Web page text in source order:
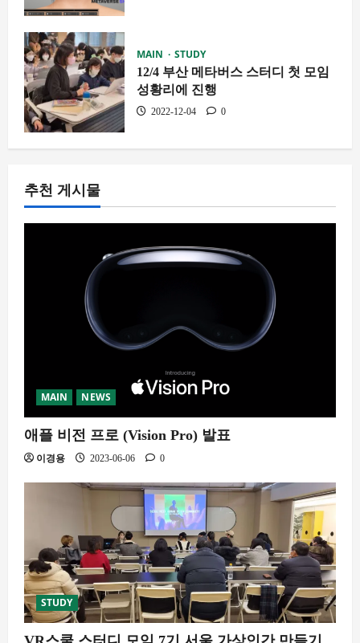
MAIN
STUDY
12/4 부산 메타버스 스터디 첫 모임
성황리에 진행
2022-12-04 0
추천 게시물
MAIN NEWS
애플 비전 프로 (Vision Pro) 발표
이경용 2023-06-06 0
STUDY